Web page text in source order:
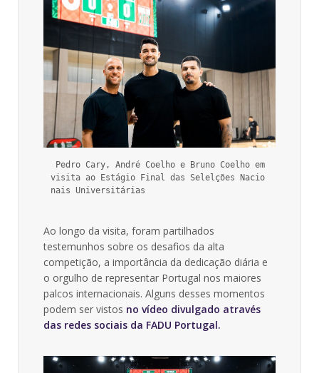
Pedro Cary, André Coelho e Bruno Coelho em
visita ao Estágio Final das Selelções Nacio
nais Universitárias
Ao longo da visita, foram partilhados
testemunhos sobre os desafios da alta
competição, a importância da dedicação diária e
o orgulho de representar Portugal nos maiores
palcos internacionais. Alguns desses momentos
podem ser vistos no vídeo divulgado através
das redes sociais da FADU Portugal.